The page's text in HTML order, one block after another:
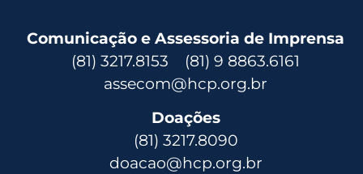
Comunicação e Assessoria de Imprensa
(81) 3217.8153 (81) 9 8863.6161
assecom@hcp.org.br
Doações
(81) 3217.8090
doacao@hcp.org.br